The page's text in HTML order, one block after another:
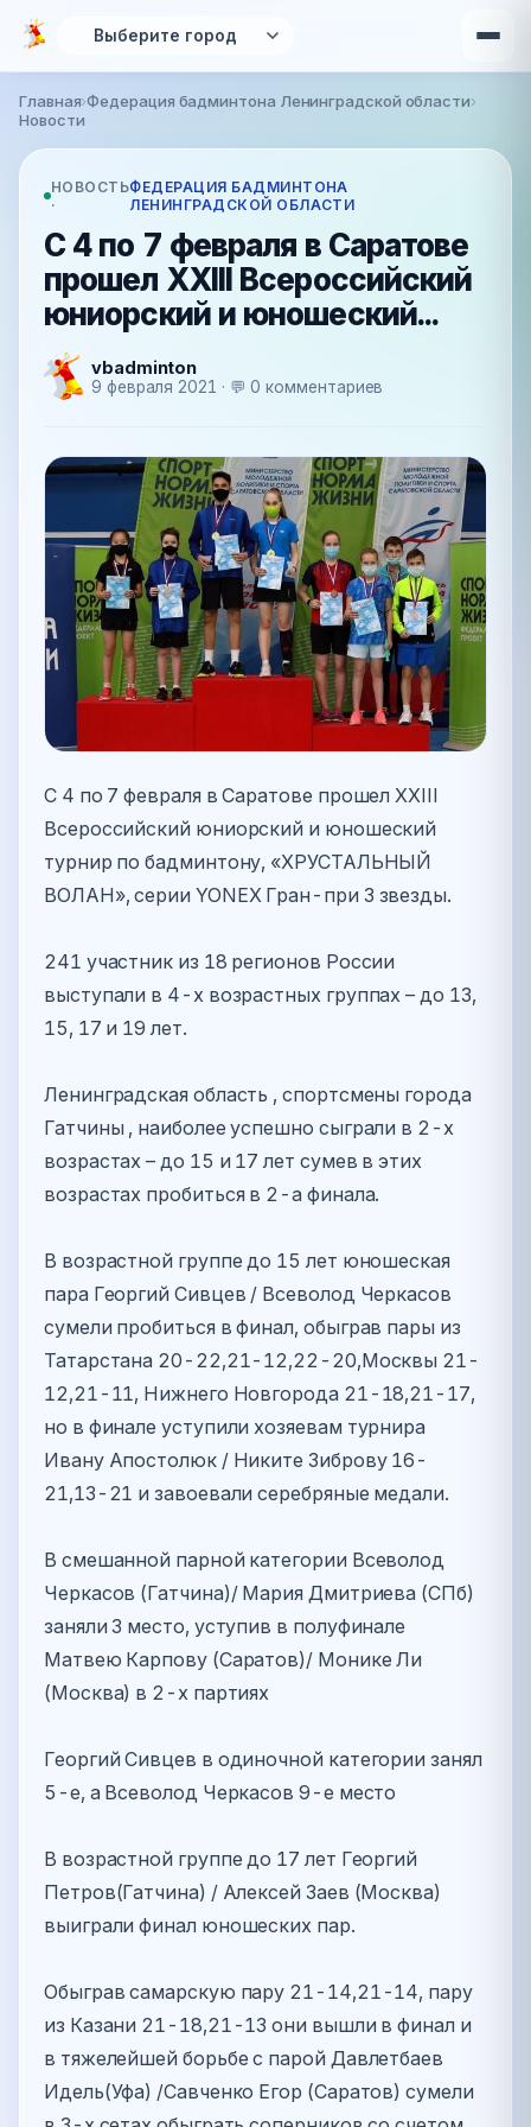
Перейти к основному содержанию
Вы здесь
Главная›Федерация бадминтона Ленинградской области›
Новости
НОВОСТЬ
·
ФЕДЕРАЦИЯ БАДМИНТОНА
ЛЕНИНГРАДСКОЙ ОБЛАСТИ
С 4 по 7 февраля в Саратове
прошел XXIII Всероссийский
юниорский и юношеский...
vbadminton
9 февраля 2021 · 💬 0 комментариев
С 4 по 7 февраля в Саратове прошел XXIII
Всероссийский юниорский и юношеский
турнир по бадминтону, «ХРУСТАЛЬНЫЙ
ВОЛАН», серии YONEX Гран-при 3 звезды.
241 участник из 18 регионов России
выступали в 4-х возрастных группах – до 13,
15, 17 и 19 лет.
Ленинградская область , спортсмены города
Гатчины , наиболее успешно сыграли в 2-х
возрастах – до 15 и 17 лет сумев в этих
возрастах пробиться в 2-а финала.
В возрастной группе до 15 лет юношеская
пара Георгий Сивцев / Всеволод Черкасов
сумели пробиться в финал, обыграв пары из
Татарстана 20-22,21-12,22-20,Москвы 21-
12,21-11, Нижнего Новгорода 21-18,21-17,
но в финале уступили хозяевам турнира
Ивану Апостолюк / Никите Зиброву 16-
21,13-21 и завоевали серебряные медали.
В смешанной парной категории Всеволод
Черкасов (Гатчина)/ Мария Дмитриева (СПб)
заняли 3 место, уступив в полуфинале
Матвею Карпову (Саратов)/ Монике Ли
(Москва) в 2-х партиях
Георгий Сивцев в одиночной категории занял
5-е, а Всеволод Черкасов 9-е место
В возрастной группе до 17 лет Георгий
Петров(Гатчина) / Алексей Заев (Москва)
выиграли финал юношеских пар.
Обыграв самарскую пару 21-14,21-14, пару
из Казани 21-18,21-13 они вышли в финал и
в тяжелейшей борьбе с парой Давлетбаев
Идель(Уфа) /Савченко Егор (Саратов) сумели